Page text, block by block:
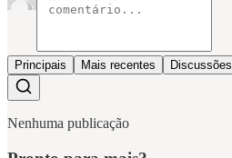
Principais Mais recentes Discussões
Nenhuma publicação